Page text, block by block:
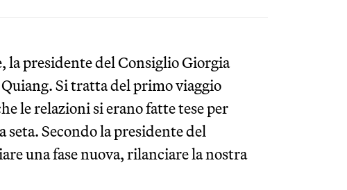
la presidente del Consiglio Giorgia
Si tratta del primo viaggio
le relazioni si erano fatte tese per
seta. Secondo la presidente del
una fase nuova, rilanciare la nostra